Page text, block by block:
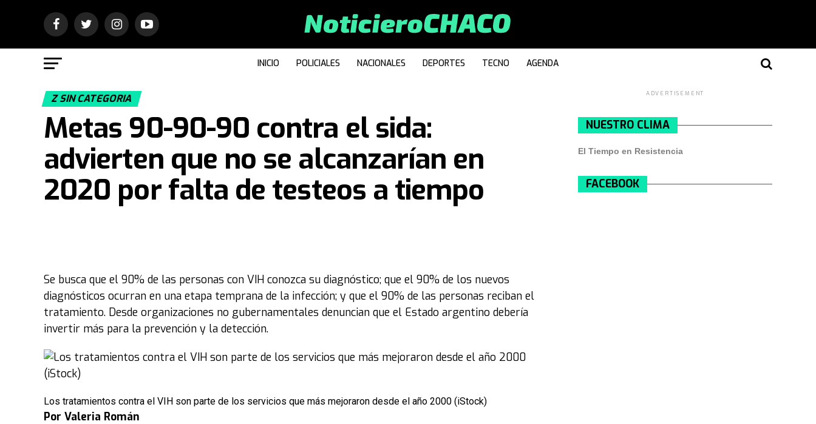
INICIO POLICIALES NACIONALES DEPORTES TECNO AGENDA
Z SIN CATEGORIA
Metas 90-90-90 contra el sida:
advierten que no se alcanzarían en
2020 por falta de testeos a tiempo
Se busca que el 90% de las personas con VIH conozca su diagnóstico; que el 90% de los nuevos
diagnósticos ocurran en una etapa temprana de la infección; y que el 90% de las personas reciban el
tratamiento. Desde organizaciones no gubernamentales denuncian que el Estado argentino debería
invertir más para la prevención y la detección.
Los tratamientos contra el VIH son parte de los servicios que más mejoraron desde el año 2000 (iStock)
Por Valeria Román
ADVERTISEMENT
NUESTRO CLIMA
El Tiempo en Resistencia
FACEBOOK